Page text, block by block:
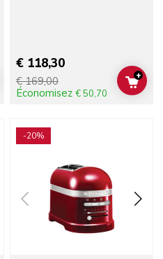
colors
TO CART
€ 118,30
€ 169,00
Économisez € 50,70
ADD
+
-20%